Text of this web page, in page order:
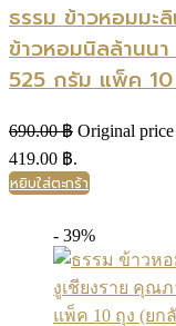
ธรรม ข้าวหอมมะ
ข้าวหอมนิลล้านน
525 กรัม แพ็ค
690.00฿ Original
419.00 ฿.
หยิบใส่ตะกร้า
- 39%